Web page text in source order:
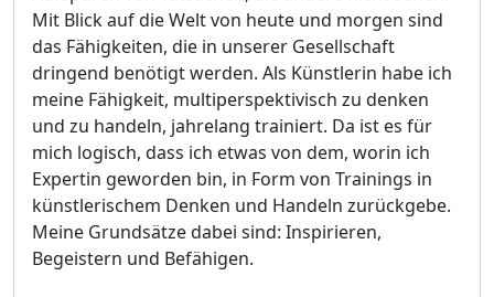
Mit Blick auf die Welt von heute und morgen sind
das Fähigkeiten, die in unserer Gesellschaft
dringend benötigt werden. Als Künstlerin habe ich
meine Fähigkeit, multiperspektivisch zu denken
und zu handeln, jahrelang trainiert. Da ist es für
mich logisch, dass ich etwas von dem, worin ich
Expertin geworden bin, in Form von Trainings in
künstlerischem Denken und Handeln zurückgebe.
Meine Grundsätze dabei sind: Inspirieren,
Begeistern und Befähigen.